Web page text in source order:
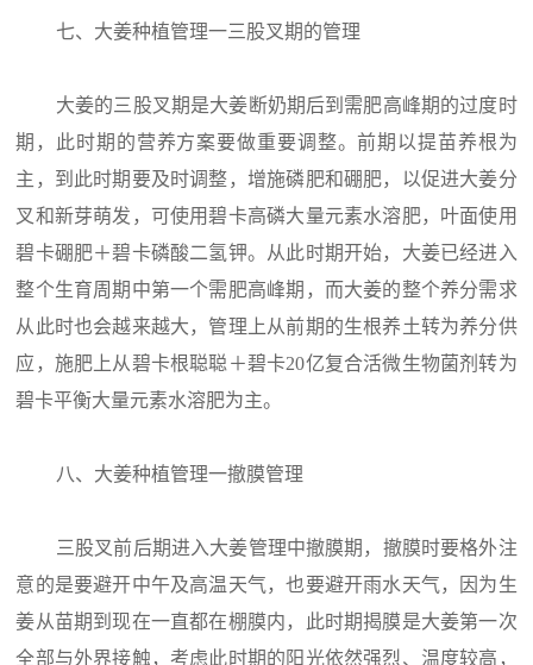
七、大姜种植管理一三股叉期的管理
大姜的三股叉期是大姜断奶期后到需肥高峰期的过度时
期，此时期的营养方案要做重要调整。前期以提苗养根为
主，到此时期要及时调整，增施磷肥和硼肥，以促进大姜分
叉和新芽萌发，可使用碧卡高磷大量元素水溶肥，叶面使用
碧卡硼肥＋碧卡磷酸二氢钾。从此时期开始，大姜已经进入
整个生育周期中第一个需肥高峰期，而大姜的整个养分需求
从此时也会越来越大，管理上从前期的生根养土转为养分供
应，施肥上从碧卡根聪聪＋碧卡20亿复合活微生物菌剂转为
碧卡平衡大量元素水溶肥为主。
八、大姜种植管理一撤膜管理
三股叉前后期进入大姜管理中撤膜期，撤膜时要格外注
意的是要避开中午及高温天气，也要避开雨水天气，因为生
姜从苗期到现在一直都在棚膜内，此时期揭膜是大姜第一次
全部与外界接触，考虑此时期的阳光依然强烈、温度较高，